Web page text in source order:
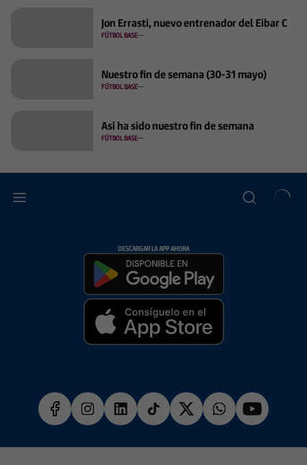
Jon Errasti, nuevo entrenador del Eibar C
FÚTBOL BASE
Nuestro fin de semana (30-31 mayo)
FÚTBOL BASE
Así ha sido nuestro fin de semana
FÚTBOL BASE
DESCARGAR LA APP AHORA